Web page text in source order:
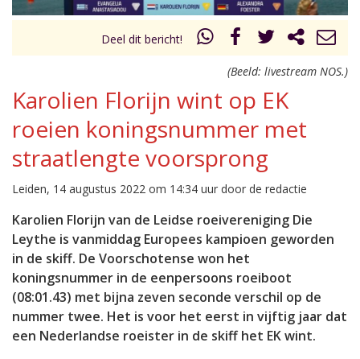
Deel dit bericht!
(Beeld: livestream NOS.)
Karolien Florijn wint op EK
roeien koningsnummer met
straatlengte voorsprong
Leiden, 14 augustus 2022 om 14:34 uur door de redactie
Karolien Florijn van de Leidse roeivereniging Die
Leythe is vanmiddag Europees kampioen geworden
in de skiff. De Voorschotense won het
koningsnummer in de eenpersoons roeiboot
(08:01.43) met bijna zeven seconde verschil op de
nummer twee. Het is voor het eerst in vijftig jaar dat
een Nederlandse roeister in de skiff het EK wint.